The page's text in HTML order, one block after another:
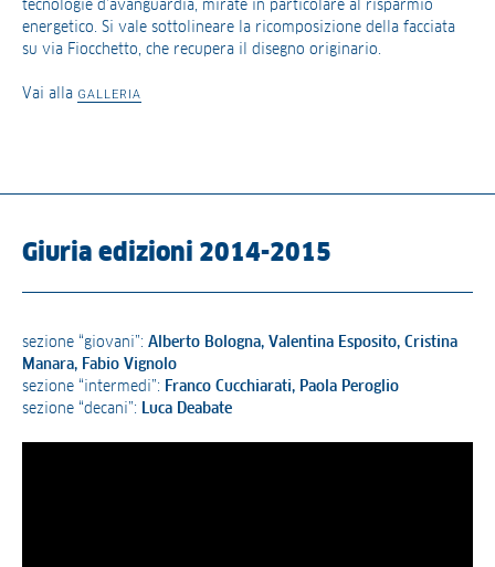
tecnologie d’avanguardia, mirate in particolare al risparmio
energetico. Si vale sottolineare la ricomposizione della facciata
su via Fiocchetto, che recupera il disegno originario.
Vai alla GALLERIA
Giuria edizioni 2014-2015
sezione “giovani”: Alberto Bologna, Valentina Esposito, Cristina
Manara, Fabio Vignolo
sezione “intermedi”: Franco Cucchiarati, Paola Peroglio
sezione “decani”: Luca Deabate